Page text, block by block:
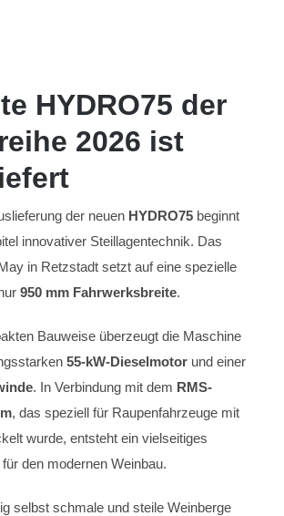
HYDRO75 der
2026 ist
der neuen HYDRO75 beginnt
innovativer Steillagentechnik. Das
in Retzstadt setzt auf eine spezielle
950 mm Fahrwerksbreite.
Bauweise überzeugt die Maschine
55-kW-Dieselmotor und einer
. In Verbindung mit dem RMS-
, das speziell für Raupenfahrzeuge mit
wurde, entsteht ein vielseitiges
den modernen Weinbau.
selbst schmale und steile Weinberge